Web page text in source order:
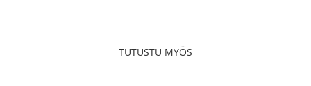
TUTUSTU MYÖS